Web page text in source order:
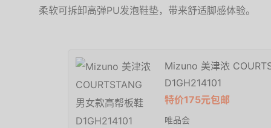
柔软可拆卸高弹PU发泡鞋垫，带来舒适脚感体验。
Mizuno 美津浓
D1GH214101
特价175元包邮
唯品会